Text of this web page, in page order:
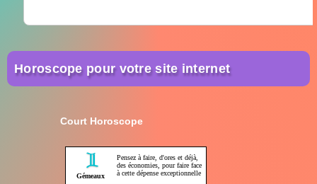
Horoscope pour votre site internet
Court Horoscope